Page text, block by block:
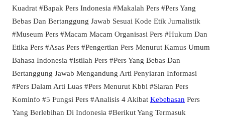
Kuadrat #Bapak Pers Indonesia #Makalah Pers #Pers Yang
Bebas Dan Bertanggung Jawab Sesuai Kode Etik Jurnalistik
#Museum Pers #Macam Macam Organisasi Pers #Hukum Dan
Etika Pers #Asas Pers #Pengertian Pers Menurut Kamus Umum
Bahasa Indonesia #Istilah Pers #Pers Yang Bebas Dan
Bertanggung Jawab Mengandung Arti Penyiaran Informasi
#Pers Dalam Arti Luas #Pers Menurut Kbbi #Siaran Pers
Kominfo #5 Fungsi Pers #Analisis 4 Akibat Kebebasan Pers
Yang Berlebihan Di Indonesia #Berikut Yang Termasuk